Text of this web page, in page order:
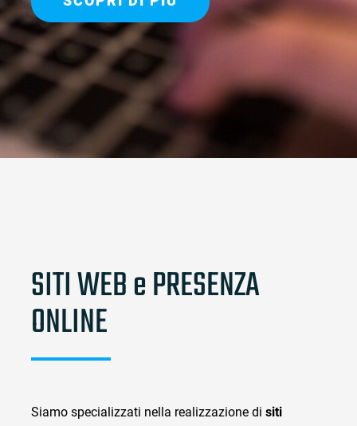
SITI WEB e PRESENZA
ONLINE
Siamo specializzati nella realizzazione di siti